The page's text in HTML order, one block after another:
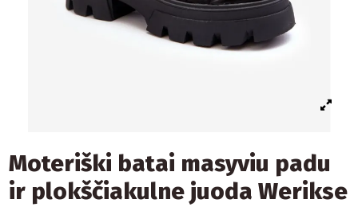
Moteriški batai masyviu padu
ir plokščiakulne juoda Werikse